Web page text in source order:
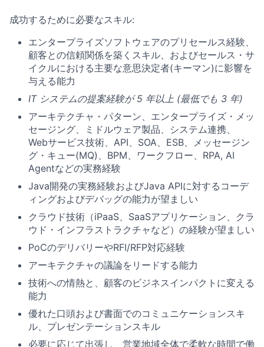
成功するために必要なスキル:
エンタープライズソフトウェアのプリセールス経験、
顧客との信頼関係を築くスキル、およびセールス・サ
イクルにおける主要な意思決定者(キーマン)に影響を
与える能力
IT システムの提案経験が 5 年以上 (最低でも 3 年)
アーキテクチャ・パターン、エンタープライズ・メッ
セージング、ミドルウェア製品、システム連携、
Webサービス技術、API、SOA、ESB、メッセージン
グ・キュー(MQ)、BPM、ワークフロー、RPA, AI
Agentなどの実務経験
Java開発の実務経験およびJava APIに対するコーデ
ィングおよびデバッグの能力が望ましい
クラウド技術（iPaaS、SaaSアプリケーション、クラ
ウド・インフラストラクチャなど）の経験が望ましい
PoCのデリバリーやRFI/RFP対応経験
アーキテクチャの議論をリードする能力
技術への情熱と、顧客のビジネスインパクトに変える
能力
優れた口頭および書面でのコミュニケーションスキ
ル、プレゼンテーションスキル
必要に応じて出張し、営業地域全体で柔軟な時間で働